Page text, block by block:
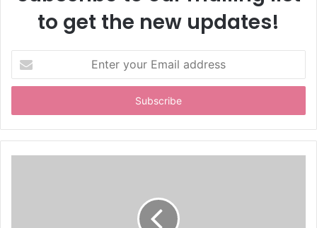
to get the new updates!
t
r
y